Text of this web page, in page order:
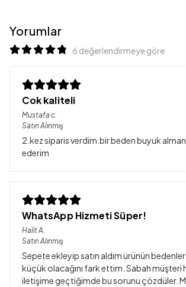
Yorumlar
6 değerlendirmeye göre
Cok kaliteli
Mustafa c.
Satın Alınmış
2.kez siparis verdim.bir beden buyuk
ederim
WhatsApp Hizmeti Süper!
HalitA.
Satın Alınmış
Sepete ekleyip satın aldım ürünün
küçük olacağını fark ettim. Sabah müşteri
iletişime geçtiğimde bu sorunu çözdüler.